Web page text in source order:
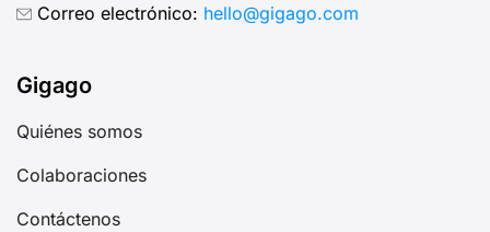
Correo electrónico: hello@gigago.com
Gigago
Quiénes somos
Colaboraciones
Contáctenos